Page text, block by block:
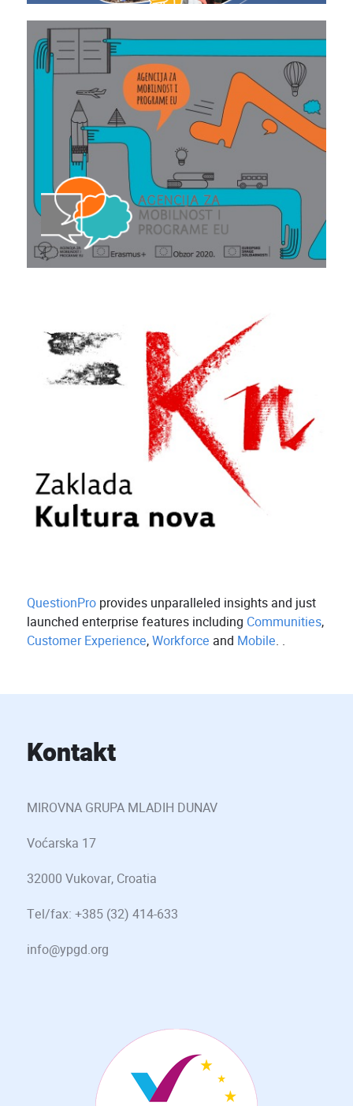
QuestionPro provides unparalleled insights and just
launched enterprise features including Communities,
Customer Experience,Workforce and Mobile. .
Kontakt
MIROVNA GRUPA MLADIH DUNAV
Voćarska 17
32000 Vukovar, Croatia
Tel/fax: +385 (32) 414-633
info@ypgd.org